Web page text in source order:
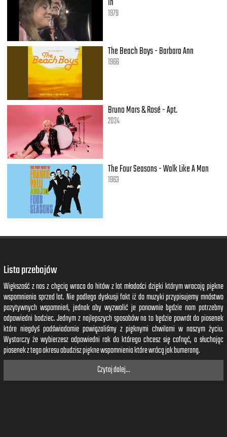
1979
The Beach Boys - Barbara Ann
1966
Bruno Mars & Rosé - Apt.
2024
The Four Seasons - Walk Like A Man
1963
Lista przebojów
Większość z nas z chęcią wraca do hitów z lat młodości dzięki którym wracają piękne
wspomnienia sprzed lat. Nie podlega dyskusji fakt iż do muzyki przypisujemy mnóstwo
pozytywnych wspomnień, jednak aby wyzwolić je ponownie będzie nam potrzebny
odpowiedni bodziec. Jednym z najlepszych sposobów na to będzie powrót do piosenek
które niegdyś podświadomie powiązaliśmy z pięknymi chwilami w naszym życiu.
Wystarczy że wybierzesz odpowiedni rok do którego chcesz się cofnąć, a słuchając
piosenek z tego okresu obudzisz piękne wspomnienia które wrócą jak bumerang.
Czytaj dalej...